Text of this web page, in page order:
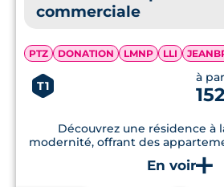
commerciale
PTZ DONATION LMNP LLI
T1
à
Découvrez une résidence à
modernité, offrant des
T5, dotés de prestations haut
balcon, terrasse et parking en